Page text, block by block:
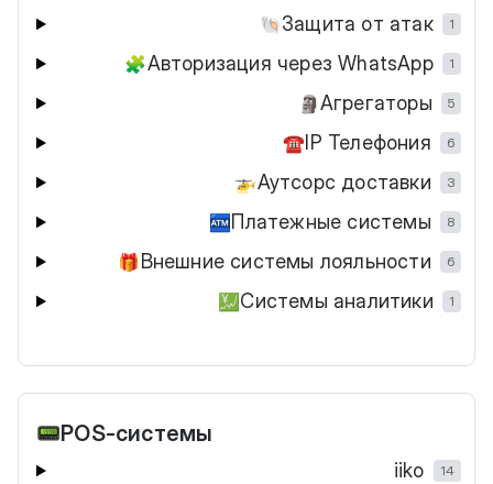
🐚 Защита от атак 1
🧩Авторизация через WhatsApp 1
🗿Агрегаторы 5
☎️ IP Телефония 6
🚁Аутсорс доставки 3
🏧Платежные системы 8
🎁 Внешние системы лояльности 6
💹Системы аналитики 1
📟POS-системы
iiko 14